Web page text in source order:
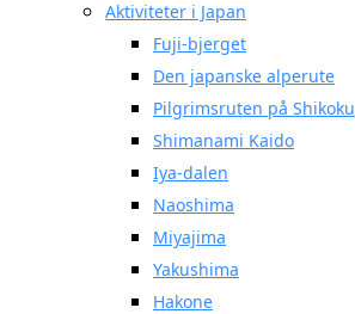
Aktiviteter i Japan
Fuji-bjerget
Den japanske alperute
Pilgrimsruten på Shikoku
Shimanami Kaido
Iya-dalen
Naoshima
Miyajima
Yakushima
Hakone